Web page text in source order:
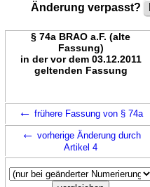
Änderung verpasst?
§ 74a BRAO a.F. (alte
Fassung)
in der vor dem 03.12.2011
geltenden Fassung
← frühere Fassung von § 74a
← vorherige Änderung durch
Artikel 4